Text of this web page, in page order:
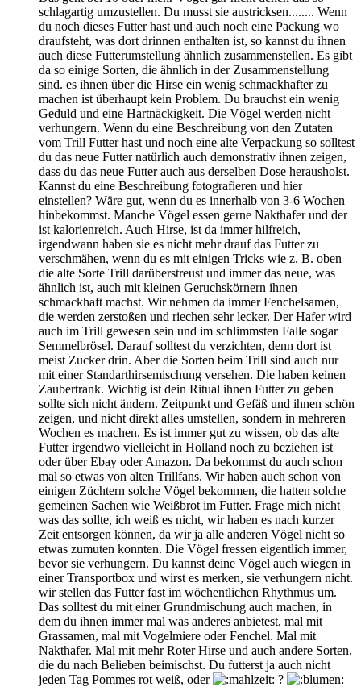
schlagartig umzustellen. Du musst sie austricksen........ Wenn
du noch dieses Futter hast und auch noch eine Packung wo
draufsteht, was dort drinnen enthalten ist, so kannst du ihnen
auch diese Futterumstellung ähnlich zusammenstellen. Es gibt
da so einige Sorten, die ähnlich in der Zusammenstellung
sind. es ihnen über die Hirse ein wenig schmackhafter zu
machen ist überhaupt kein Problem. Du brauchst ein wenig
Geduld und eine Hartnäckigkeit. Die Vögel werden nicht
verhungern. Wenn du eine Beschreibung von den Zutaten
vom Trill Futter hast und noch eine alte Verpackung so solltest
du das neue Futter natürlich auch demonstrativ ihnen zeigen,
dass du das neue Futter auch aus derselben Dose herausholst.
Kannst du eine Beschreibung fotografieren und hier
einstellen? Wäre gut, wenn du es innerhalb von 3-6 Wochen
hinbekommst. Manche Vögel essen gerne Nakthafer und der
ist kalorienreich. Auch Hirse, ist da immer hilfreich,
irgendwann haben sie es nicht mehr drauf das Futter zu
verschmähen, wenn du es mit einigen Tricks wie z. B. oben
die alte Sorte Trill darüberstreust und immer das neue, was
ähnlich ist, auch mit kleinen Geruchskörnern ihnen
schmackhaft machst. Wir nehmen da immer Fenchelsamen,
die werden zerstoßen und riechen sehr lecker. Der Hafer wird
auch im Trill gewesen sein und im schlimmsten Falle sogar
Semmelbrösel. Darauf solltest du verzichten, denn dort ist
meist Zucker drin. Aber die Sorten beim Trill sind auch nur
mit einer Standarthirsemischung versehen. Die haben keinen
Zaubertrank. Wichtig ist dein Ritual ihnen Futter zu geben
sollte sich nicht ändern. Zeitpunkt und Gefäß und ihnen schön
zeigen, und nicht direkt alles umstellen, sondern in mehreren
Wochen es machen. Es ist immer gut zu wissen, ob das alte
Futter irgendwo vielleicht in Holland noch zu beziehen ist
oder über Ebay oder Amazon. Da bekommst du auch schon
mal so etwas von alten Trillfans. Wir haben auch schon von
einigen Züchtern solche Vögel bekommen, die hatten solche
gemeinen Sachen wie Weißbrot im Futter. Frage mich nicht
was das sollte, ich weiß es nicht, wir haben es nach kurzer
Zeit entsorgen können, da wir ja alle anderen Vögel nicht so
etwas zumuten konnten. Die Vögel fressen eigentlich immer,
bevor sie verhungern. Du kannst deine Vögel auch wiegen in
einer Transportbox und wirst es merken, sie verhungern nicht.
wir stellen das Futter fast im wöchentlichen Rhythmus um.
Das solltest du mit einer Grundmischung auch machen, in
dem du ihnen immer mal was anderes anbietest, mal mit
Grassamen, mal mit Vogelmiere oder Fenchel. Mal mit
Nakthafer. Mal mit mehr Roter Hirse und auch andere Sorten,
die du nach Belieben beimischst. Du futterst ja auch nicht
jeden Tag Pommes rot weiß, oder
?